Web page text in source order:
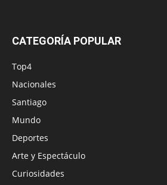
CATEGORÍA POPULAR
Top4
Nacionales
Santiago
Mundo
Deportes
Arte y Espectáculo
Curiosidades